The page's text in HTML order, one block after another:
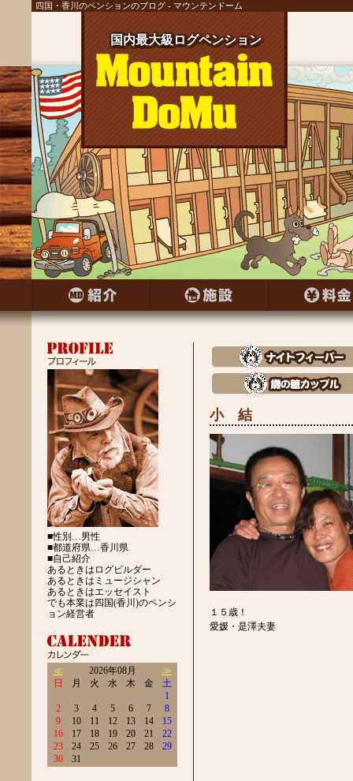
四国・香川のペンションのブログ - マウンテンドーム
国内最大級ログペンション
国内最大級ログペンション
国内最大級ログペンション
国内最大級ログペンション
国内最大級ログペンション
国内最大級ログペンション
国内最大級ログペンション
国内最大級ログペンション
国内最大級ログペンション
国内最大級ログペンション
国内最大級ログペンション
国内最大級ログペンション
国内最大級ログペンション
国内最大級ログペンション
国内最大級ログペンション
国内最大級ログペンション
国内最大級ログペンション
国内最大級ログペンション
国内最大級ログペンション
国内最大級ログペンション
国内最大級ログペンション
国内最大級ログペンション
国内最大級ログペンション
国内最大級ログペンション
国内最大級ログペンション
■性別…男性
■都道府県…香川県
■自己紹介
あるときはログビルダー
あるときはミュージシャン
あるときはエッセイスト
でも本業は四国(香川)のペンシ
ョン経営者
≪ 2026年08月
≫
日
月 火 水 木 金
土
1
2
3 4 5 6 7
8
9
10 11 12 13 14
15
16
17 18 19 20 21
22
23
24 25 26 27 28
29
30
31
小 結
１５歳！
愛媛・是澤夫妻